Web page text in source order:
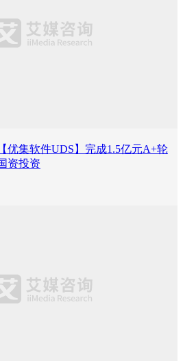
优集软件UDS】完成1.5亿元A+轮
资投资